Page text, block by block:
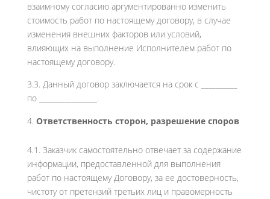
взаимному согласию аргументированно изменить
стоимость работ по настоящему договору, в случае
изменения внешних факторов или условий,
влияющих на выполнение Исполнителем работ по
настоящему договору.
3.3. Данный договор заключается на срок с __________
по ________________.
Ответственность сторон, разрешение споров
4.1. Заказчик самостоятельно отвечает за содержание
информации, предоставленной для выполнения
работ по настоящему Договору, за ее достоверность,
чистоту от претензий третьих лиц и правомерность